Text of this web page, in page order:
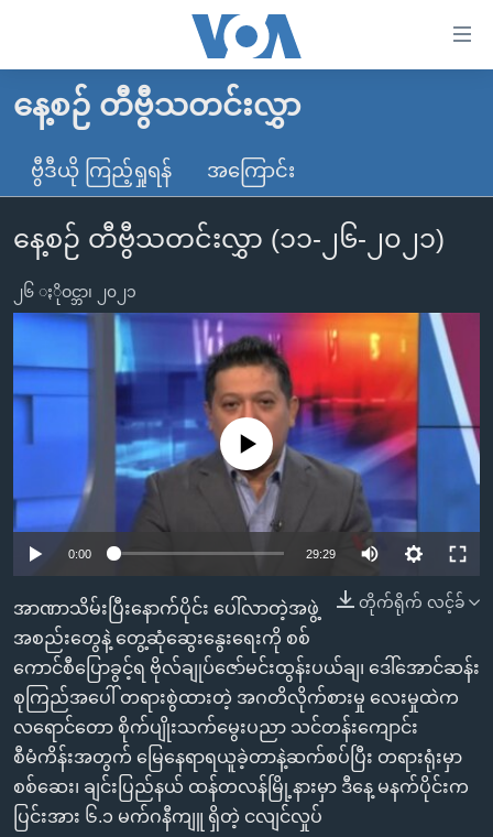
လွယ်ကူ
သည့်
များ
ပင်မ
အကြောင်းအရာ
ကြည့်
အ
ညွန်း
စာမျက်နှာ
ကျော်
ကြည့်
ရန်
ရှာဖွေ
ရန်
နေရာ
သို့
ကျော်
မူလစာမျက်နှာ
မြန်မာ
ကမ္ဘာ့သတင်းများ
နိုင်ငံတကာ
တရုတ်
အစ္စရေး-ပါလက်စတိုင်း
ဗွီဒီယို
ရပ်ဝန်းတခု လမ်းတခု အလွန်
အင်္ဂလိပ်စာလေ့လာမယ်
အမေရိကန်သုံးအီဒီယံ
မကြေးမုံရဲ့ အင်္ဂလိပ်စာ
ရုပ်ရှင်ထဲက အင်္ဂလိပ်စာ
သုတပဒေသာ အင်္ဂလိပ်စာ
အပတ်စဉ်ကဏ္ဍများ
ရေဒီယိုနှင့်ရုပ်သံ အချက်အလက်များ
ရေဒီယို/တီဗွီအစီအစဉ်
Learning English
ဘာသာစကားများ
နေ့စဉ် တီဗွီသတင်းလွှာ
ဗွီဒီယို ကြည့်ရှုရန် အကြောင်း
နေ့စဉ် တီဗွီသတင်းလွှာ (၁၁-၂၆-၂၀၂၁)
၂၆ ႏိုဝင္ဘာ၊ ၂၀၂၁
No media source currently available
0:00 29:29
တိုက်ရိုက် လင့်ခ်
အာဏာသိမ်းပြီးနောက်ပိုင်း ပေါ်လာတဲ့အဖွဲ့
အစည်းတွေနဲ့ တွေ့ဆုံဆွေးနွေးရေးကို စစ်
ကောင်စီပြောခွင့်ရ ဗိုလ်ချုပ်ဇော်မင်းထွန်းပယ်ချ၊ ဒေါ်အောင်ဆန်း
စုကြည်အပေါ် တရားစွဲထားတဲ့ အဂတိလိုက်စားမှု လေးမှုထဲက
လရောင်တော စိုက်ပျိုးသက်မွေးပညာ သင်တန်းကျောင်း
စီမံကိန်းအတွက် မြေနေရာရယူခဲ့တာနဲ့ဆက်စပ်ပြီး တရားရုံးမှာ
စစ်ဆေး၊ ချင်းပြည်နယ် ထန်တလန်မြို့နားမှာ ဒီနေ့ မနက်ပိုင်းက
ပြင်းအား ၆.၁ မက်ဂနီကျူ ရှိတဲ့ ငလျင်လှုပ်